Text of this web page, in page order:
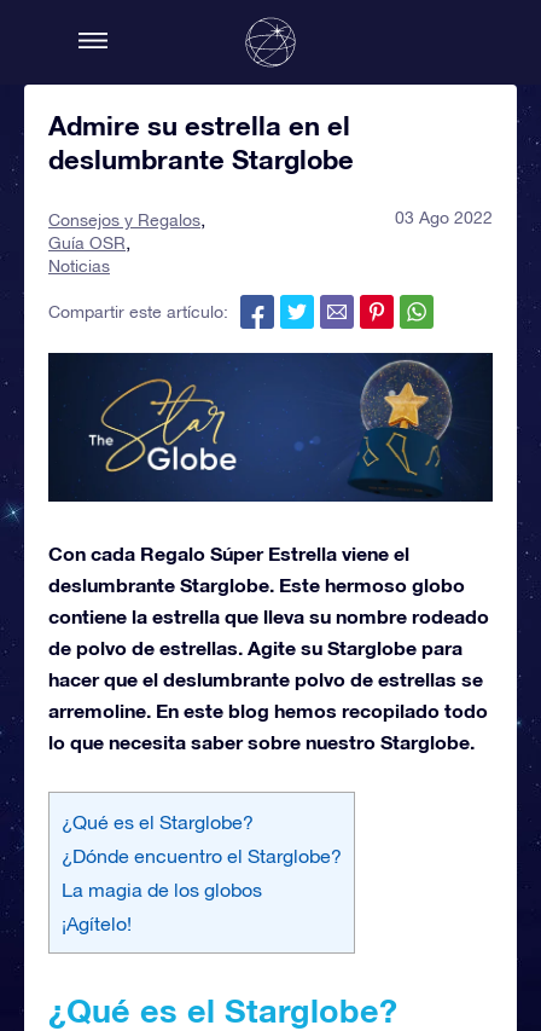
Admire su estrella en el
deslumbrante Starglobe
Consejos y Regalos
Guía OSR
Noticias
03 Ago 2022
Compartir este artículo:
Con cada Regalo Súper Estrella viene el
deslumbrante Starglobe. Este hermoso globo
contiene la estrella que lleva su nombre rodeado
de polvo de estrellas. Agite su Starglobe para
hacer que el deslumbrante polvo de estrellas se
arremoline. En este blog hemos recopilado todo
lo que necesita saber sobre nuestro Starglobe.
¿Qué es el Starglobe?
¿Dónde encuentro el Starglobe?
La magia de los globos
¡Agítelo!
¿Qué es el Starglobe?